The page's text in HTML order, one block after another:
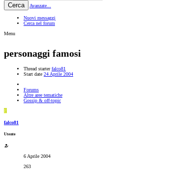
Cerca Avanzate...
Nuovi messaggi
Cerca nel forum
Menu
personaggi famosi
Thread starter falco81
Start date 24 Aprile 2004
Forums
Altre aree tematiche
Gossip & off-topic
F
falco81
Utente
6 Aprile 2004
263